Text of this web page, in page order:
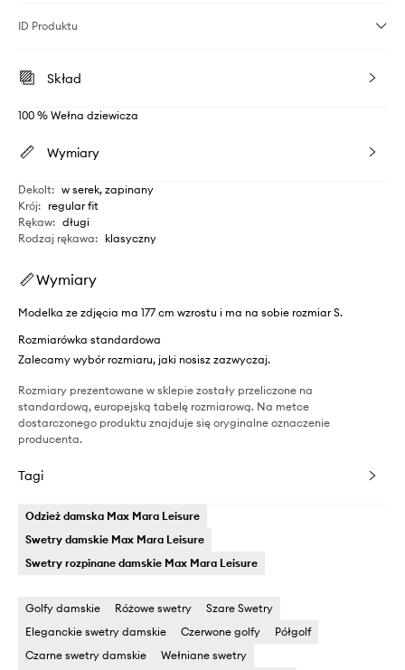
ID Produktu
Skład
100 % Wełna dziewicza
Wymiary
Dekolt: w serek, zapinany
Krój: regular fit
Rękaw: długi
Rodzaj rękawa: klasyczny
Wymiary
Modelka ze zdjęcia ma 177 cm wzrostu i ma na sobie rozmiar S.
Rozmiarówka standardowa
Zalecamy wybór rozmiaru, jaki nosisz zazwyczaj.
Rozmiary prezentowane w sklepie zostały przeliczone na
standardową, europejską tabelę rozmiarową. Na metce
dostarczonego produktu znajduje się oryginalne oznaczenie
producenta.
Tagi
Odzież damska Max Mara Leisure
Swetry damskie Max Mara Leisure
Swetry rozpinane damskie Max Mara Leisure
Golfy damskie Różowe swetry
Szare Swetry
Eleganckie swetry damskie
Czerwone golfy
Półgolf
Czarne swetry damskie
Wełniane swetry